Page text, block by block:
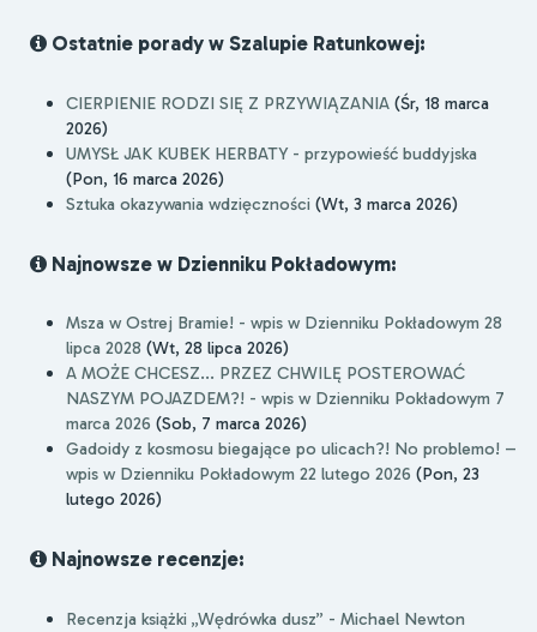
Ostatnie porady w Szalupie Ratunkowej:
CIERPIENIE RODZI SIĘ Z PRZYWIĄZANIA (Śr, 18 marca
2026)
UMYSŁ JAK KUBEK HERBATY - przypowieść buddyjska
(Pon, 16 marca 2026)
Sztuka okazywania wdzięczności (Wt, 3 marca 2026)
Najnowsze w Dzienniku Pokładowym:
Msza w Ostrej Bramie! - wpis w Dzienniku Pokładowym 28
lipca 2028 (Wt, 28 lipca 2026)
A MOŻE CHCESZ... PRZEZ CHWILĘ POSTEROWAĆ
NASZYM POJAZDEM?! - wpis w Dzienniku Pokładowym 7
marca 2026 (Sob, 7 marca 2026)
Gadoidy z kosmosu biegające po ulicach?! No problemo! –
wpis w Dzienniku Pokładowym 22 lutego 2026 (Pon, 23
lutego 2026)
Najnowsze recenzje:
Recenzja książki „Wędrówka dusz” - Michael Newton